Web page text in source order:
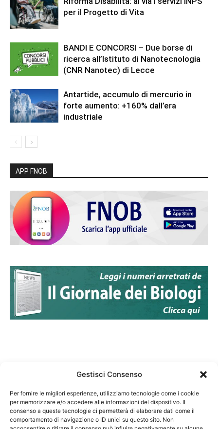
Gestisci Consenso
Per fornire le migliori esperienze, utilizziamo tecnologie come i cookie
per memorizzare e/o accedere alle informazioni del dispositivo. Il
consenso a queste tecnologie ci permetterà di elaborare dati come il
comportamento di navigazione o ID unici su questo sito. Non
per il Progetto di Vita
BANDI E CONCORSI – Due borse di
ricerca all’Istituto di Nanotecnologia
(CNR Nanotec) di Lecce
Antartide, accumulo di mercurio in
forte aumento: +160% dall’era
industriale
APP FNOB
Federazione Nazionale Degli Ordini dei Biologi:
codice fiscale 80069130583